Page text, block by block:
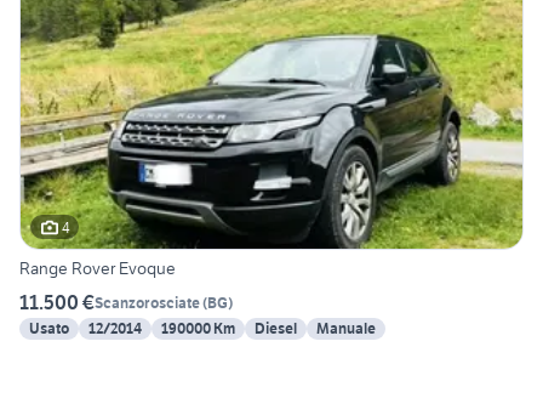
4
Range Rover Evoque
11.500 €Scanzorosciate(BG)
Usato
12/2014 190000 Km Diesel Manuale